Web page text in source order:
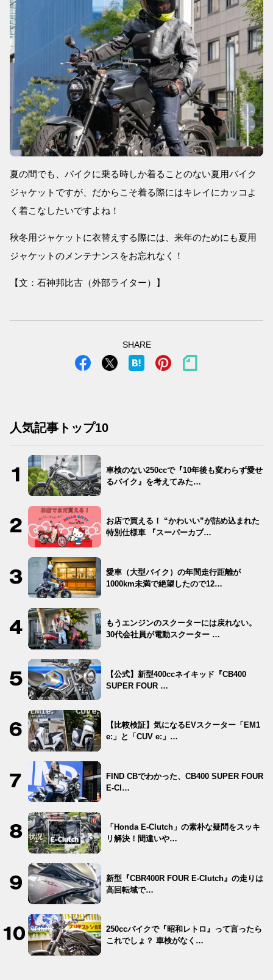
夏の間でも、バイクに乗る時しか着ることのない夏用バイク
ジャケットですが、だからこそ着る際にはキレイにカッコよ
く着こなしたいですよね！
秋冬用ジャケットに衣替えする際には、来年のためにも夏用
ジャケットのメンテナンスをお忘れなく！
【文：石神邦比古（外部ライター）】
SHARE
人気記事トップ10
車検のない250ccで『10年後も変わらず愛せ
るバイク』を考えてみた…
お店で買える！ “かわいい”が詰め込まれた
特別仕様車 『スーパーカブ…
愛車（大型バイク）の年間走行距離が
1000km未満で絶望したので12…
もうエンジンのスクーターには戻れない。
30代会社員が電動スクーター …
【公式】新型400ccネイキッド『CB400
SUPER FOUR …
【比較検証】気になるEVスクーター「EM1
e:」と「CUV e:」…
FIND CBでわかった、CB400 SUPER FOUR
E-Cl…
「Honda E-Clutch」の素朴な疑問をスッキ
リ解決！間違いや…
新型『CBR400R FOUR E-Clutch』の走りは
高回転域で…
250ccバイクで『昭和レトロ』って言ったら
これでしょ？ 車検がなく…